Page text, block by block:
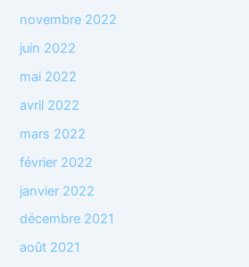
novembre 2022
juin 2022
mai 2022
avril 2022
mars 2022
février 2022
janvier 2022
décembre 2021
août 2021